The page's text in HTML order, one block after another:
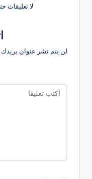
لا تعليقات
لن يتم نشر عنوان بريدك